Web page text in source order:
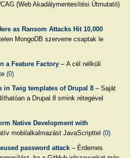
(Web Akadálymentesítési Útmutató)
as Ransom Attacks Hit 10,000
MongoDB szerverre csaptak le
a Feature Factory– A cél nélküli
(0)
in Twig templates of Drupal 8– Saját
a Drupal 8 smink rétegével
Native Development with
mobilalkalmazást JavaScripttel (0)
password attack– Érdemes